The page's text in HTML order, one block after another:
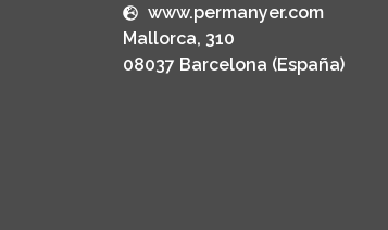
www.permanyer.com
Mallorca, 310
08037 Barcelona (España)